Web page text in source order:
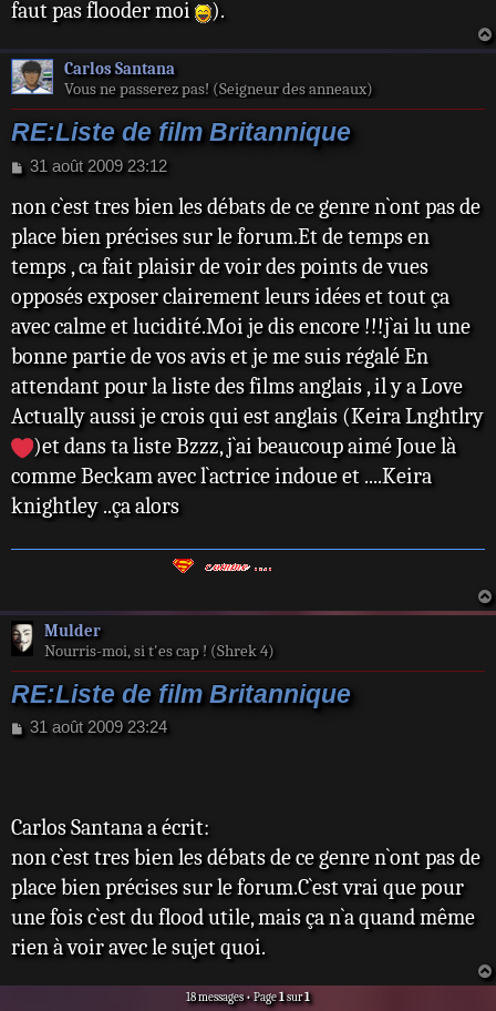
faut pas flooder moi ).
Carlos Santana
Vous ne passerez pas! (Seigneur des anneaux)
RE:Liste de film Britannique
M
s
s
a
g
31 août 2009 23:12
non c`est tres bien les débats de ce genre n`ont pas de
place bien précises sur le forum.Et de temps en
temps , ca fait plaisir de voir des points de vues
opposés exposer clairement leurs idées et tout ça
avec calme et lucidité.Moi je dis encore !!!j`ai lu une
bonne partie de vos avis et je me suis régalé En
attendant pour la liste des films anglais , il y a Love
Actually aussi je crois qui est anglais (Keira Lnghtlry
)et dans ta liste Bzzz, j`ai beaucoup aimé Joue là
comme Beckam avec l`actrice indoue et ....Keira
knightley ..ça alors
Mulder
Nourris-moi, si t'es cap ! (Shrek 4)
RE:Liste de film Britannique
M
g
31 août 2009 23:24
Carlos Santana a écrit:
non c`est tres bien les débats de ce genre n`ont pas de
place bien précises sur le forum.C`est vrai que pour
une fois c`est du flood utile, mais ça n`a quand même
rien à voir avec le sujet quoi.
18 messages • Page1sur1